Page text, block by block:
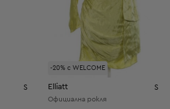
S
-20% с WELCOME
Elliatt S
Официална рокля